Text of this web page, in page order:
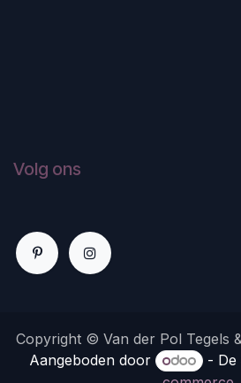
Volg ons
Copyright © Van der Pol Tegels
Aangeboden door
-